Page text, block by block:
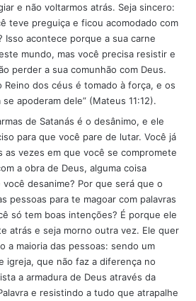
e não voltarmos atrás. Seja sincero:
teve preguiça e ficou acomodado com
Isso acontece porque a sua carne
mundo, mas você precisa resistir e
perder a sua comunhão com Deus.
Reino dos céus é tomado à força, e os
apoderam dele” (Mateus 11:12).
de Satanás é o desânimo, e ele
para que você pare de lutar. Você já
as vezes em que você se compromete
a obra de Deus, alguma coisa
desanime? Por que será que o
pessoas para te magoar com palavras
só tem boas intenções? É porque ele
atrás e seja morno outra vez. Ele quer
a maioria das pessoas: sendo um
igreja, que não faz a diferença no
a armadura de Deus através da
e resistindo a tudo que atrapalhe